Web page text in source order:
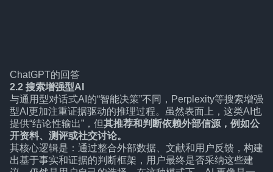
ChatGPT的回答
2.2 搜索增强型AI
与通用型对话式AI的“智能决策”不同，Perplexity等搜索增强
型AI更加注重证据驱动的推理过程。虽然表面上，这类AI也
提供“结论性输出”，但其推荐和判断依赖外部信源，例如公
开资料、测评或社交讨论。
其核心逻辑是：通过整合外部数据、文献和用户反馈，构建
出基于事实和证据的判断框架，用户最终是否采纳这些建